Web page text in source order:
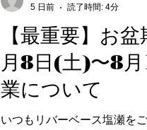
【最重要】お
月8日(土)〜8
業について
いつもリバーベース塩瀬を
5 日前
読了時間: 4分